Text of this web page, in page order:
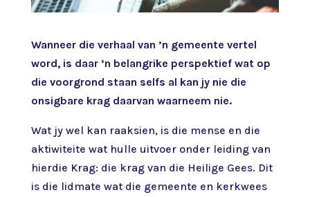
Wanneer die verhaal van ’n gemeente vertel
word, is daar ’n belangrike perspektief wat op
die voorgrond staan selfs al kan jy nie die
onsigbare krag daarvan waarneem nie.
Wat jy wel kan raaksien, is die mense en die
aktiwiteite wat hulle uitvoer onder leiding van
hierdie Krag: die krag van die Heilige Gees. Dit
is die lidmate wat die gemeente en kerkwees